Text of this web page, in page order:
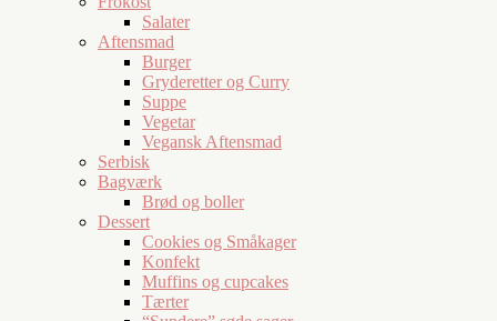
Salater
Aftensmad
Burger
Gryderetter og Curry
Suppe
Vegetar
Vegansk Aftensmad
Serbisk
Bagværk
Brød og boller
Dessert
Cookies og Småkager
Konfekt
Muffins og cupcakes
Tærter